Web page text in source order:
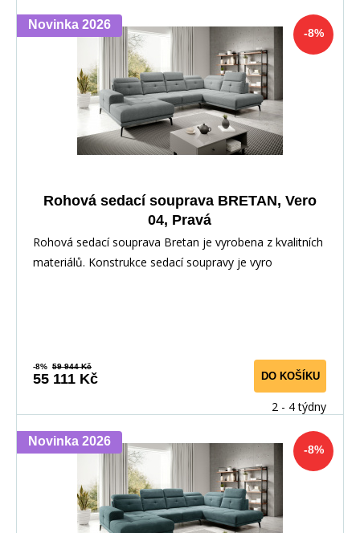
-8%
Novinka 2026
Rohová sedací souprava BRETAN, Vero
04, Pravá
Rohová sedací souprava Bretan je vyrobena z kvalitních
materiálů. Konstrukce sedací soupravy je vyro
-8% 59 944 Kč
55 111 Kč DO KOŠÍKU
2 - 4 týdny
-8%
Novinka 2026